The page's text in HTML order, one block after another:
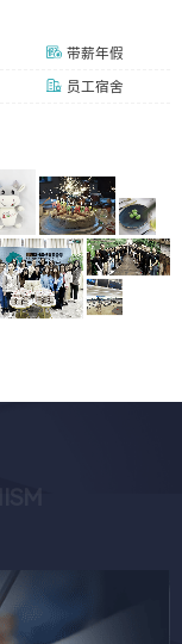
带薪年假
员工宿舍